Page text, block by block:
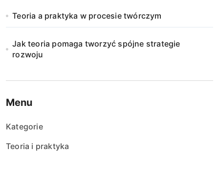
Teoria a praktyka w procesie twórczym
Jak teoria pomaga tworzyć spójne strategie
rozwoju
Menu
Kategorie
Teoria i praktyka